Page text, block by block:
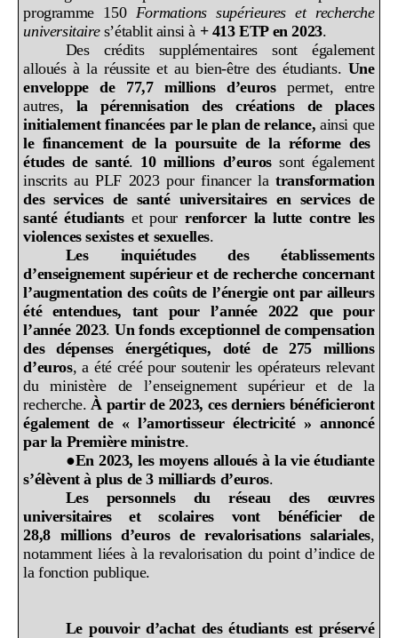
programme 150 Formations supérieures et recherche
universitaires’établit ainsi à + 413 ETP en 2023.
Des crédits supplémentaires sont également
alloués à la réussite et au bien-être des étudiants. Une
enveloppe de 77,7
millions d’euros permet, entre
autres, la pérennisation des créations de places
initialement financées par le plan de relance,ainsi que
le financement de la poursuite de la réforme des
études de santé. 10 millions d’eurossont également
inscrits au PLF 2023 pour financer latransformation
des services de santé universitaires en services de
santé étudiantset pourrenforcer la lutte contre les
violences sexistes et sexuelles.
Les inquiétudes des établissements
d’enseignement supérieur et de recherche concernant
l’augmentation des coûts de l’énergie ont par ailleurs
été entendues, tant pour l’année 2022 que pour
l’année 2023. Un fonds exceptionnel de compensation
des dépenses énergétiques, doté de 275
millions
d’euros, a été créé pour soutenir les opérateurs relevant
du ministère de l’enseignement supérieur et de la
recherche. À partir de 2023, ces derniers bénéficieront
également de « l’amortisseur électricité » annoncé
par la Première ministre.
●En 2023, les moyens alloués à la vie étudiante
s’élèvent à plus de 3 milliards d’euros.
Les personnels du réseau des œuvres
universitaires et scolaires vont bénéficier de
28,8 millions d’euros de revalorisations salariales,
notamment liées à la revalorisation du point d’indice de
la fonction publique.
Le pouvoir d’achat des étudiants est préservé